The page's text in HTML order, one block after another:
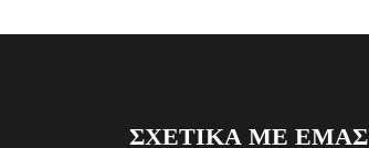
ΣΧΕΤΙΚΑ ΜΕ ΕΜΑΣ